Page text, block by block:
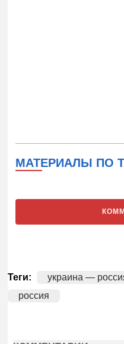
МАТЕРИАЛЫ ПО
Теги: украина —
россия